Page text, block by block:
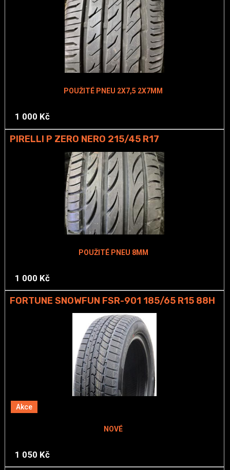
POUŽITÉ PNEU 2X7,5 2X7MM
1 000 Kč
PIRELLI P ZERO NERO 215/45 R17
POUŽITÉ PNEU 8MM
1 000 Kč
Akce
FORTUNE SNOWFUN FSR-901 185/65 R15 88H
NOVÉ
1 050 Kč